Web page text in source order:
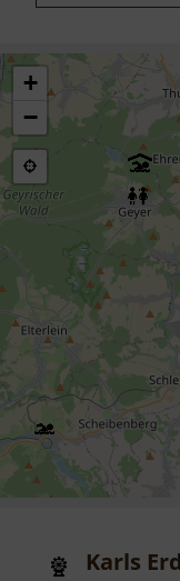
+
−
Karls